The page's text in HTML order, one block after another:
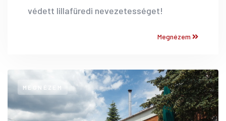
védett lillafüredi nevezetességet!
Megnézem
MEGNÉZEM